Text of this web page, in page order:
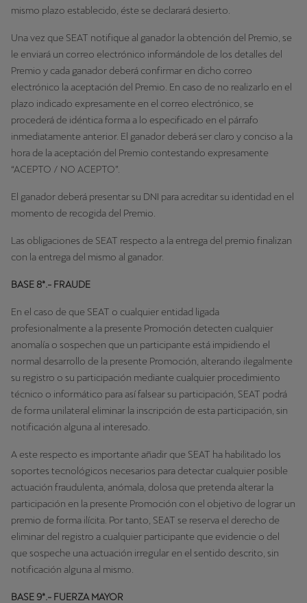
mismo plazo establecido, éste se declarará desierto.
Una vez que SEAT notifique al ganador la obtención del Premio, se
le enviará un correo electrónico informándole de los detalles del
Premio y cada ganador deberá confirmar en dicho correo
electrónico la aceptación del Premio. En caso de no realizarlo en el
plazo indicado expresamente en el correo electrónico, se
procederá de idéntica forma a lo especificado en el párrafo
inmediatamente anterior. El ganador deberá ser claro y conciso a la
hora de la aceptación del Premio contestando expresamente
“ACEPTO / NO ACEPTO”.
El ganador deberá presentar su DNI para acreditar su identidad en el
momento de recogida del Premio.
Las obligaciones de SEAT respecto a la entrega del premio finalizan
con la entrega del mismo al ganador.
BASE 8ª.- FRAUDE
En el caso de que SEAT o cualquier entidad ligada
profesionalmente a la presente Promoción detecten cualquier
anomalía o sospechen que un participante está impidiendo el
normal desarrollo de la presente Promoción, alterando ilegalmente
su registro o su participación mediante cualquier procedimiento
técnico o informático para así falsear su participación, SEAT podrá
de forma unilateral eliminar la inscripción de esta participación, sin
notificación alguna al interesado.
A este respecto es importante añadir que SEAT ha habilitado los
soportes tecnológicos necesarios para detectar cualquier posible
actuación fraudulenta, anómala, dolosa que pretenda alterar la
participación en la presente Promoción con el objetivo de lograr un
premio de forma ilícita. Por tanto, SEAT se reserva el derecho de
eliminar del registro a cualquier participante que evidencie o del
que sospeche una actuación irregular en el sentido descrito, sin
notificación alguna al mismo.
BASE 9ª.- FUERZA MAYOR